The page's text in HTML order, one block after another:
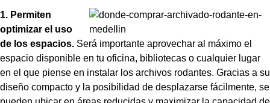
1. Permiten
optimizar el uso
de los espacios. Será importante aprovechar al máximo el
espacio disponible en tu oficina, bibliotecas o cualquier lugar
en el que piense en instalar los archivos rodantes. Gracias a su
diseño compacto y la posibilidad de desplazarse fácilmente, se